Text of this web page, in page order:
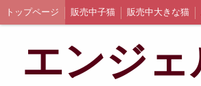
トップページ 販売中子猫 販売中大きな猫
エンジェ